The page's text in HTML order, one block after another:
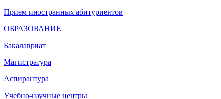
Прием иностранных абитуриентов
ОБРАЗОВАНИЕ
Бакалавриат
Магистратура
Аспирантура
Учебно-научные центры